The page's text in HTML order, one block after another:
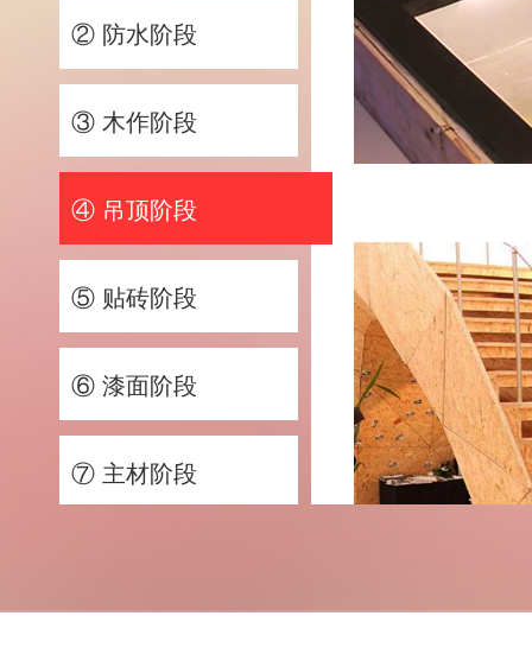
② 防水阶段
③ 木作阶段
④ 吊顶阶段
⑤ 贴砖阶段
⑥ 漆面阶段
⑦ 主材阶段